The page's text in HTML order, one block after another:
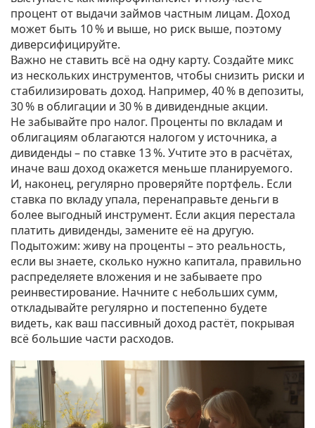
процент от выдачи займов частным лицам. Доход
может быть 10 % и выше, но риск выше, поэтому
диверсифицируйте.
Важно не ставить всё на одну карту. Создайте микс
из нескольких инструментов, чтобы снизить риски и
стабилизировать доход. Например, 40 % в депозиты,
30 % в облигации и 30 % в дивидендные акции.
Не забывайте про налог. Проценты по вкладам и
облигациям облагаются налогом у источника, а
дивиденды – по ставке 13 %. Учтите это в расчётах,
иначе ваш доход окажется меньше планируемого.
И, наконец, регулярно проверяйте портфель. Если
ставка по вкладу упала, перенаправьте деньги в
более выгодный инструмент. Если акция перестала
платить дивиденды, замените её на другую.
Подытожим: живу на проценты – это реальность,
если вы знаете, сколько нужно капитала, правильно
распределяете вложения и не забываете про
реинвестирование. Начните с небольших сумм,
откладывайте регулярно и постепенно будете
видеть, как ваш пассивный доход растёт, покрывая
всё большие части расходов.